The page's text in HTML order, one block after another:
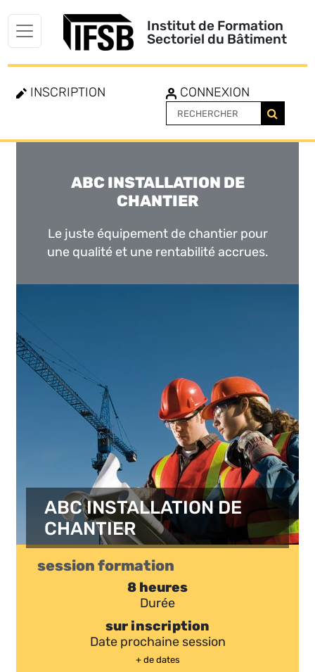
Institut de Formation
Sectoriel du Bâtiment
INSCRIPTION CONNEXION
ToggleABC INSTALLATION DE
CHANTIER
Le juste équipement de chantier pour
une qualité et une rentabilité accrues.
ABC INSTALLATION DE
CHANTIER
session formation
8 heures
Durée
sur inscription
Date prochaine session
+ de dates